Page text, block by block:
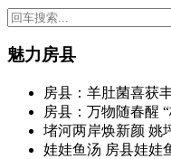
魅力房县
房县：羊肚菌喜获
房县：万物随春醒
堵河两岸焕新颜 姚
娃娃鱼汤 房县娃娃